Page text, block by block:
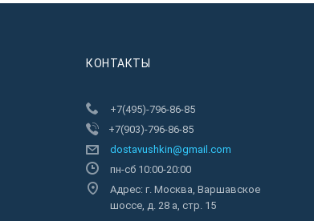
КОНТАКТЫ
+7(495)-796-86-85
+7(903)-796-86-85
dostavushkin@gmail.com
пн-сб 10:00-20:00
Адрес: г. Москва, Варшавское
шоссе, д. 28 а, стр. 15